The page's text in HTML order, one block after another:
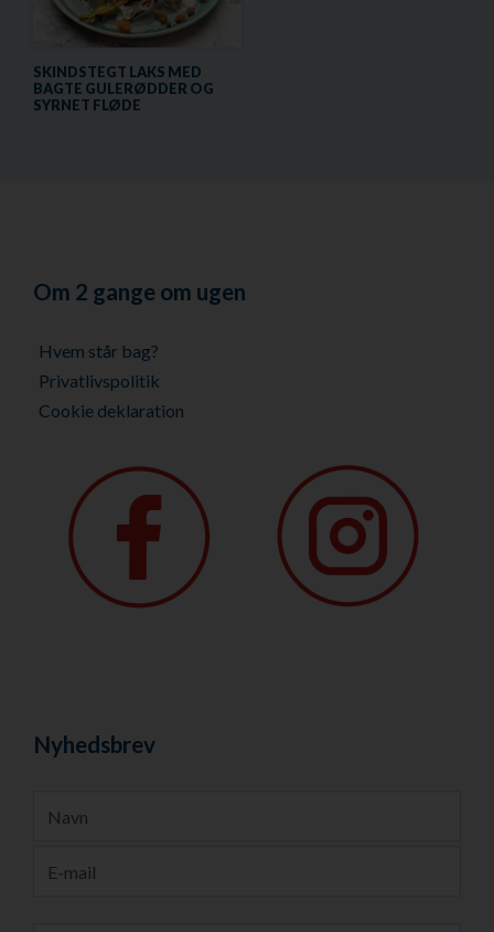
SKINDSTEGT LAKS MED
BAGTE GULERØDDER OG
SYRNET FLØDE
Om 2 gange om ugen
Hvem står bag?
Privatlivspolitik
Cookie deklaration
Nyhedsbrev